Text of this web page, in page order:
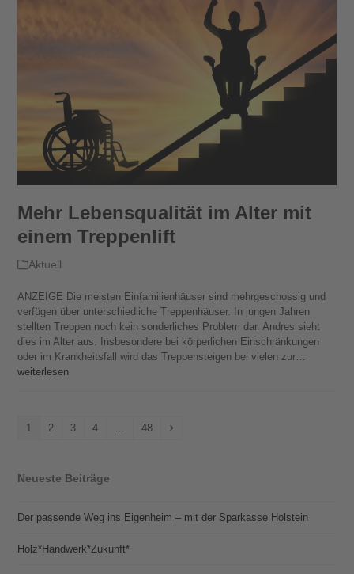
Mehr Lebensqualität im Alter mit
einem Treppenlift
Aktuell
ANZEIGE Die meisten Einfamilienhäuser sind mehrgeschossig und
verfügen über unterschiedliche Treppenhäuser. In jungen Jahren
stellten Treppen noch kein sonderliches Problem dar. Andres sieht
dies im Alter aus. Insbesondere bei körperlichen Einschränkungen
oder im Krankheitsfall wird das Treppensteigen bei vielen zur…
weiterlesen
Seite
1 Seite
2 Seite
3 Seite
4 … Seite
48
Neueste Beiträge
Der passende Weg ins Eigenheim – mit der Sparkasse Holstein
Holz*Handwerk*Zukunft*